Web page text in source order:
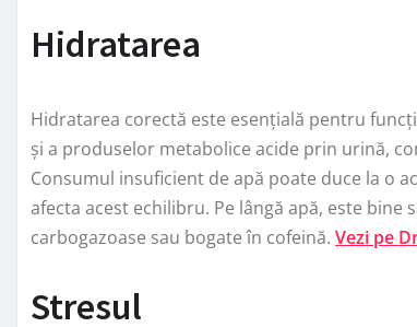
Hidratarea
Hidratarea corectă este esențială pentru
și a produselor metabolice acide prin urină,
Consumul insuficient de apă poate duce la o
afecta acest echilibru. Pe lângă apă, este
carbogazoase sau bogate în cofeină. Vezi pe
Stresul